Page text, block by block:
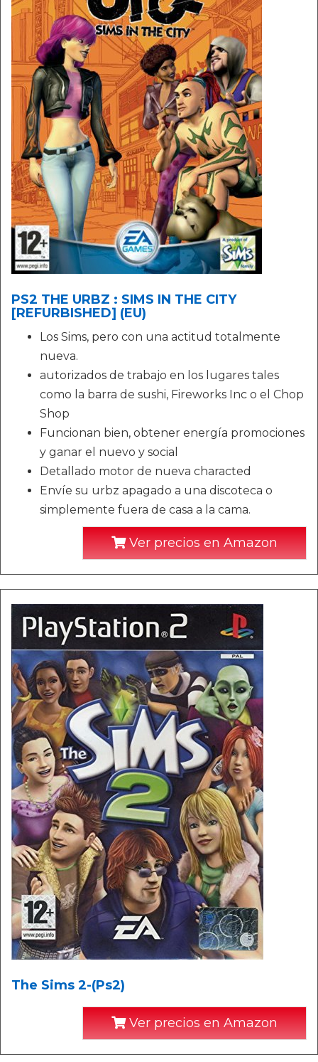
PS2 THE URBZ : SIMS IN THE CITY
[REFURBISHED] (EU)
Los Sims, pero con una actitud totalmente
nueva.
autorizados de trabajo en los lugares tales
como la barra de sushi, Fireworks Inc o el Chop
Shop
Funcionan bien, obtener energía promociones
y ganar el nuevo y social
Detallado motor de nueva characted
Envíe su urbz apagado a una discoteca o
simplemente fuera de casa a la cama.
Ver precios en Amazon
The Sims 2-(Ps2)
Ver precios en Amazon